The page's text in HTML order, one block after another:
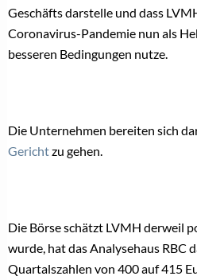
Geschäfts darstelle und dass
Coronavirus-Pandemie nun als
besseren Bedingungen nutze.
Die Unternehmen bereiten sich
Gerichtzu gehen.
Die Börse schätzt LVMH derweil
wurde, hat das Analysehaus RBC
Quartalszahlen von 400 auf 415